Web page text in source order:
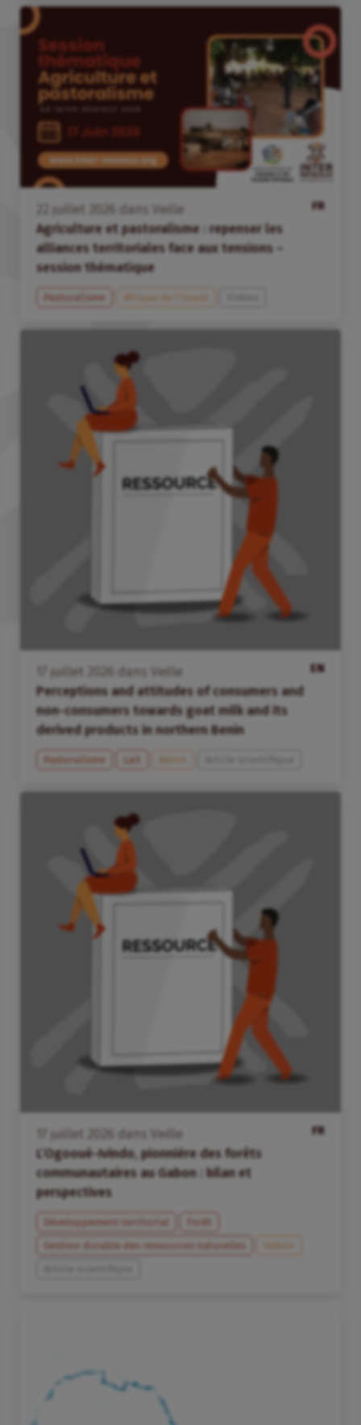
FR
juillet dans
Veille
Agriculture et pastoralisme : repenser les
alliances territoriales face aux tensions –
session thématique
Pastoralisme Afrique de l’Ouest
EN
juillet dans
Veille
Perceptions and attitudes of consumers and
non-consumers towards goat milk and its
derived products in northern Benin
Pastoralisme Lait
FR
juillet dans
Veille
L’Ogooué-Ivindo, pionnière des forêts
communautaires au Gabon : bilan et
perspectives
Développement territorial
Forêt
Gestion durable des ressources naturelles
Gabon